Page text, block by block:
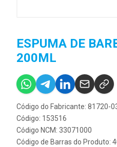
ESPUMA DE
200ML
Código do Fabricante: 81720-
Código: 153516
Código NCM: 33071000
Código de Barras do Produto: